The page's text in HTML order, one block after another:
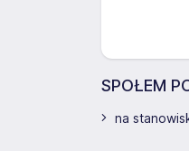
SPOŁEM
na